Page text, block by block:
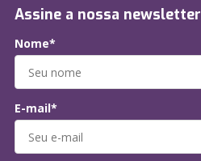
Assine a nossa newsletter
Nome*
E-mail*